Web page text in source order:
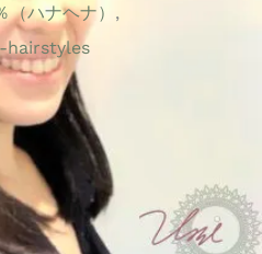
ハナヘナ） ,
-hairstyles